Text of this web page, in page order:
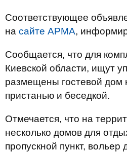
Соответствующее
на сайте АРМА,
Сообщается, что для
Киевской области, ищут
размещены гостевой дом
пристанью и беседкой.
Отмечается, что на
несколько домов для
пропускной пункт, вольер